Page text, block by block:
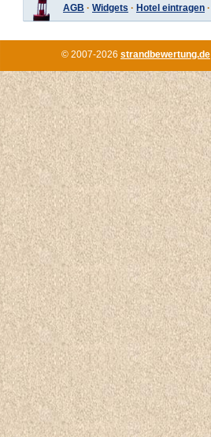
AGB · Widgets · Hotel eintragen ·
© 2007-2026 strandbewertung.de